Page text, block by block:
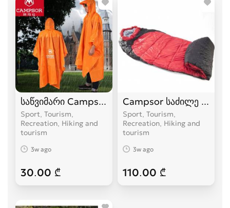
საწვიმარი Campsor
Sport, Tourism,
Recreation, Hiking and
tourism
3w ago
30.00 ₾
Campsor საძილე
Sport, Tourism,
Recreation, Hiking and
tourism
3w ago
110.00 ₾